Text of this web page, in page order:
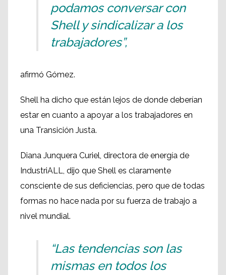
podamos conversar con
Shell y sindicalizar a los
trabajadores”,
afirmó Gómez.
Shell ha dicho que están lejos de donde deberían
estar en cuanto a apoyar a los trabajadores en
una Transición Justa.
Diana Junquera Curiel, directora de energía de
IndustriALL, dijo que Shell es claramente
consciente de sus deficiencias, pero que de todas
formas no hace nada por su fuerza de trabajo a
nivel mundial.
“Las tendencias son las
mismas en todos los